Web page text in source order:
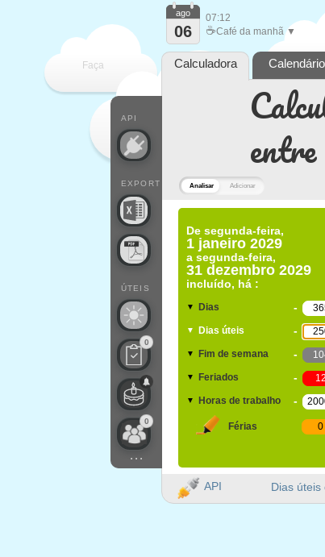
Analisar Adicionar
entre
De segunda-feira,
1 janeiro 2029
a segunda-feira,
31 dezembro 2029
incluído, há :
▼ Dias -
▼ Dias úteis -
▼ Fim de semana -
▼ Feriados -
▼ Horas de trabalho -
Férias
Faça
API
EXPORT
ÚTEIS
0
0
...
ago
06
07:12
☕Café da manhã ▼
Calculadora Calendário
Dias úteis
API